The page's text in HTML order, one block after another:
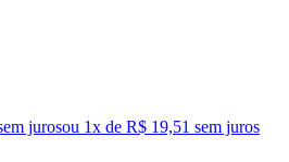
jurosou 1x de R$ 19,51 sem juros